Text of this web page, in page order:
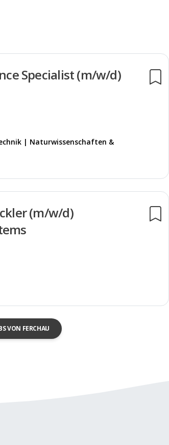
Specialist (m/w/d)
| Naturwissenschaften &
(m/w/d)
VON FERCHAU